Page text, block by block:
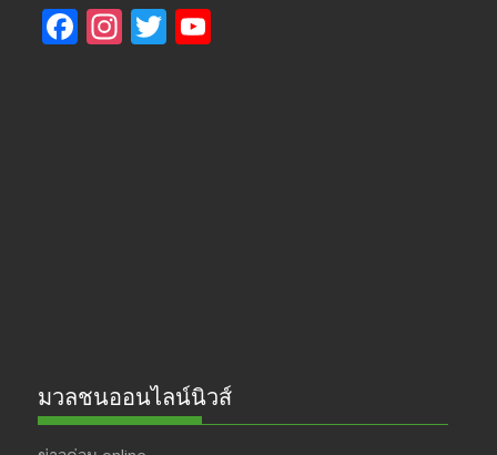
F
ac
In
st
T
w
มวลชนออนไลน์นิวส์